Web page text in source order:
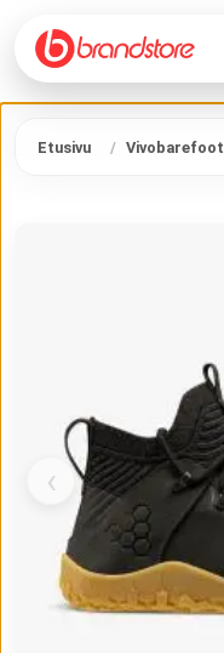
Etusivu Vivobarefoot
‹